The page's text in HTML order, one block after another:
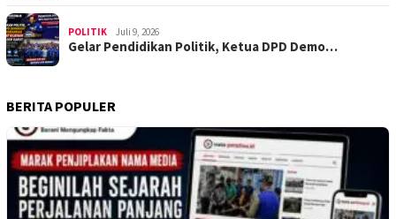
POLITIK Juli 9, 2026
Gelar Pendidikan Politik, Ketua DPD Demo…
BERITA POPULER